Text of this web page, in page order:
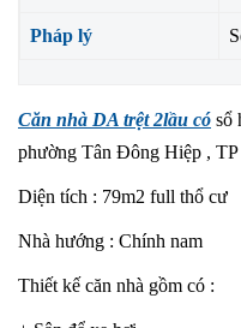
Pháp lý
Căn nhà DA trệt 2lầu có sổ
phường Tân Đông Hiệp ,
Diện tích : 79m2 full thổ cư
Nhà hướng : Chính nam
Thiết kế căn nhà gồm có :